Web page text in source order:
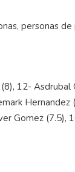
12-
Gomez (7.5),